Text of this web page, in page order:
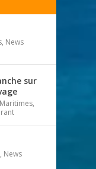
, News
sur
,
, News